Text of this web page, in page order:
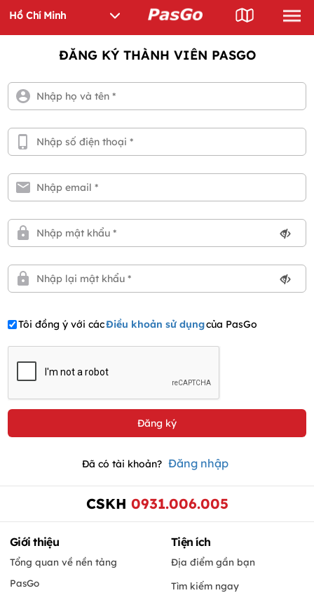
ĐĂNG KÝ THÀNH VIÊN PASGO
Tôi đồng ý với cácĐiều khoản sử dụngcủa PasGo
Đã có tài khoản? Đăng nhập
CSKH 0931.006.005
Giới thiệu
Tổng quan về nền tảng
PasGo
Tiện ích
Địa điểm gần bạn
Tìm kiếm ngay